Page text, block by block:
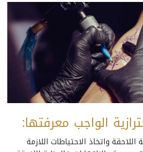
الواجب معرفتها:
واتخاذ الاحتياطات اللازمة